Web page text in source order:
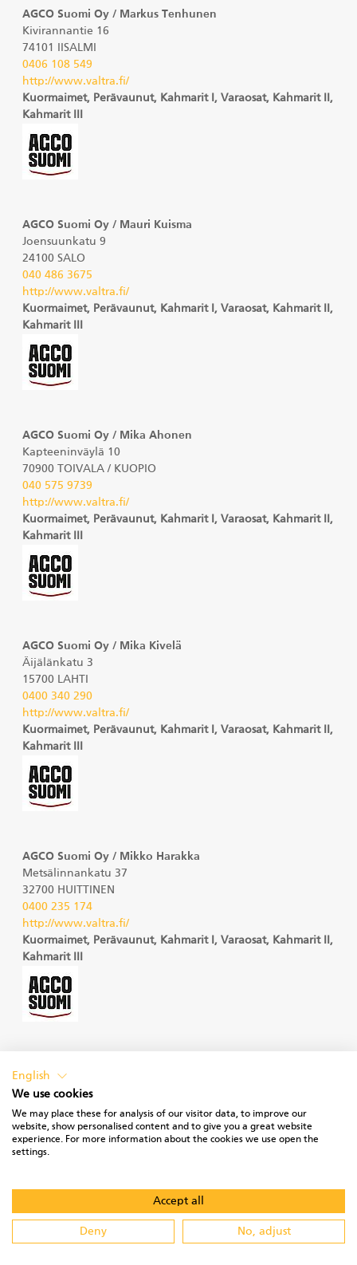
AGCO Suomi Oy / Markus Tenhunen
Kivirannantie 16
74101 IISALMI
0406 108 549
http://www.valtra.fi/
Kuormaimet, Perävaunut, Kahmarit I, Varaosat, Kahmarit II,
Kahmarit III
AGCO Suomi Oy / Mauri Kuisma
Joensuunkatu 9
24100 SALO
040 486 3675
http://www.valtra.fi/
Kuormaimet, Perävaunut, Kahmarit I, Varaosat, Kahmarit II,
Kahmarit III
AGCO Suomi Oy / Mika Ahonen
Kapteeninväylä 10
70900 TOIVALA / KUOPIO
040 575 9739
http://www.valtra.fi/
Kuormaimet, Perävaunut, Kahmarit I, Varaosat, Kahmarit II,
Kahmarit III
AGCO Suomi Oy / Mika Kivelä
Äijälänkatu 3
15700 LAHTI
0400 340 290
http://www.valtra.fi/
Kuormaimet, Perävaunut, Kahmarit I, Varaosat, Kahmarit II,
Kahmarit III
AGCO Suomi Oy / Mikko Harakka
Metsälinnankatu 37
32700 HUITTINEN
0400 235 174
http://www.valtra.fi/
Kuormaimet, Perävaunut, Kahmarit I, Varaosat, Kahmarit II,
Kahmarit III
Satamakuja 4
44500 VIITASAARI
0400 541 236
http://www.valtra.fi/
Kuormaimet, Perävaunut, Kahmarit I, Varaosat, Kahmarit II,
English
We use cookies
We may place these for analysis of our visitor data, to improve our
website, show personalised content and to give you a great website
experience. For more information about the cookies we use open the
settings.
Accept all
Deny No, adjust